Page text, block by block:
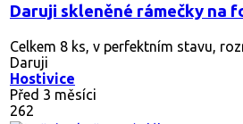
Daruji skleněné rámečky na
Celkem 8 ks, v perfektním stavu,
Daruji
Hostivice
Před 3 měsíci
262